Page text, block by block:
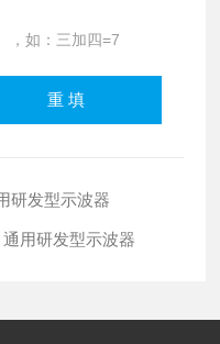
，如：三加四=7
研发型示波器
用研发型示波器